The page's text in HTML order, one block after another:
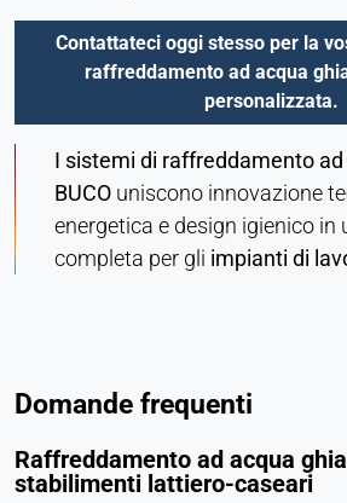
Contattateci oggi stesso per la
raffreddamento ad acqua
personalizzata.
I sistemi di raffreddamento
BUCO uniscono innovazione
energetica e design igienico in
completa per gli impianti di
Domande frequenti
Raffreddamento ad acqua
stabilimenti lattiero-caseari